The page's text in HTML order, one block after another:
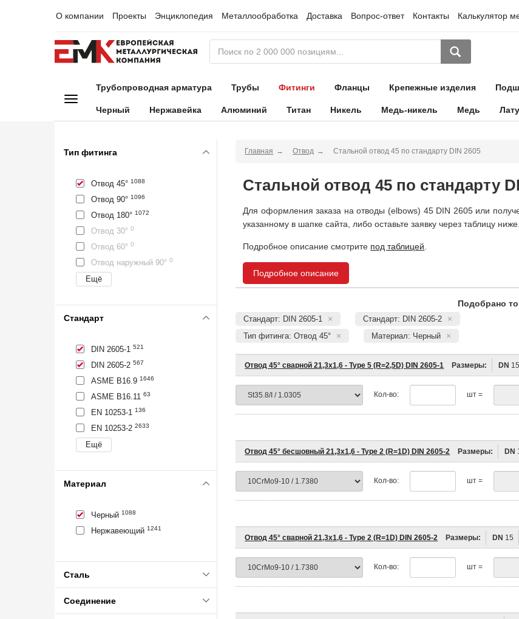
О компании Проекты Энциклопедия Металлообработка Доставка Вопрос-ответ Контакты Калькулятор
Трубопроводная арматура Трубы Фитинги Фланцы Крепежные изделия
Черный Нержавейка Алюминий Титан Никель Медь-никель Медь
Тип фитинга
Отвод 45° 1088
Отвод 90° 1096
Отвод 180° 1072
Отвод 30° 0
Отвод 60° 0
Отвод наружный 90° 0
Стандарт
DIN 2605-1 521
DIN 2605-2 567
ASME B16.9 1646
ASME B16.11 63
EN 10253-1 136
EN 10253-2 2633
Материал
Черный 1088
Нержавеющий 1241
Сталь
Соединение
Главная Отвод Стальной отвод 45 по стандарту DIN 2605
Стальной отвод 45 по стандарту
Для оформления заказа на отводы (elbows) 45 DIN 2605 или
указанному в шапке сайта, либо оставьте заявку через таблицу ниже.
Подробное описание смотрите под таблицей
Подробное описание
Подобрано
Стандарт: DIN 2605-1
Стандарт: DIN 2605-2
Тип фитинга: Отвод 45°
Материал: Черный
Отвод 45° сварной 21,3х1,6 - Type 5 (R=2,5D) DIN 2605-1 Размеры: DN 15
Кол-во: шт =
Отвод 45° бесшовный 21,3х1,6 - Type 2 (R=1D) DIN 2605-2 Размеры: DN
Кол-во: шт =
Отвод 45° сварной 21,3х1,6 - Type 2 (R=1D) DIN 2605-2 Размеры: DN 15
Кол-во: шт =